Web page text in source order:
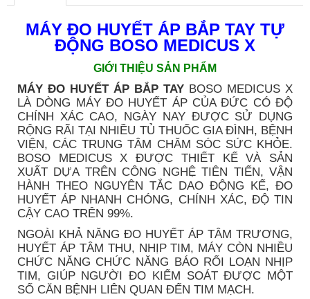
MÁY ĐO HUYẾT ÁP BẮP TAY TỰ
ĐỘNG BOSO MEDICUS X
GIỚI THIỆU SẢN PHẨM
MÁY ĐO HUYẾT ÁP BẮP TAY BOSO MEDICUS X
LÀ DÒNG MÁY ĐO HUYẾT ÁP CỦA ĐỨC CÓ ĐỘ
CHÍNH XÁC CAO, NGÀY NAY ĐƯỢC SỬ DỤNG
RỘNG RÃI TẠI NHIỀU TỦ THUỐC GIA ĐÌNH, BỆNH
VIỆN, CÁC TRUNG TÂM CHĂM SÓC SỨC KHỎE.
BOSO MEDICUS X ĐƯỢC THIẾT KẾ VÀ SẢN
XUẤT DỰA TRÊN CÔNG NGHỆ TIÊN TIẾN, VẬN
HÀNH THEO NGUYÊN TẮC DAO ĐỘNG KẾ, ĐO
HUYẾT ÁP NHANH CHÓNG, CHÍNH XÁC, ĐỘ TIN
CẬY CAO TRÊN 99%.
NGOÀI KHẢ NĂNG ĐO HUYẾT ÁP TÂM TRƯƠNG,
HUYẾT ÁP TÂM THU, NHỊP TIM, MÁY CÒN NHIỀU
CHỨC NĂNG CHỨC NĂNG BÁO RỐI LOẠN NHỊP
TIM, GIÚP NGƯỜI ĐO KIỂM SOÁT ĐƯỢC MỘT
SỐ CĂN BỆNH LIÊN QUAN ĐẾN TIM MẠCH.